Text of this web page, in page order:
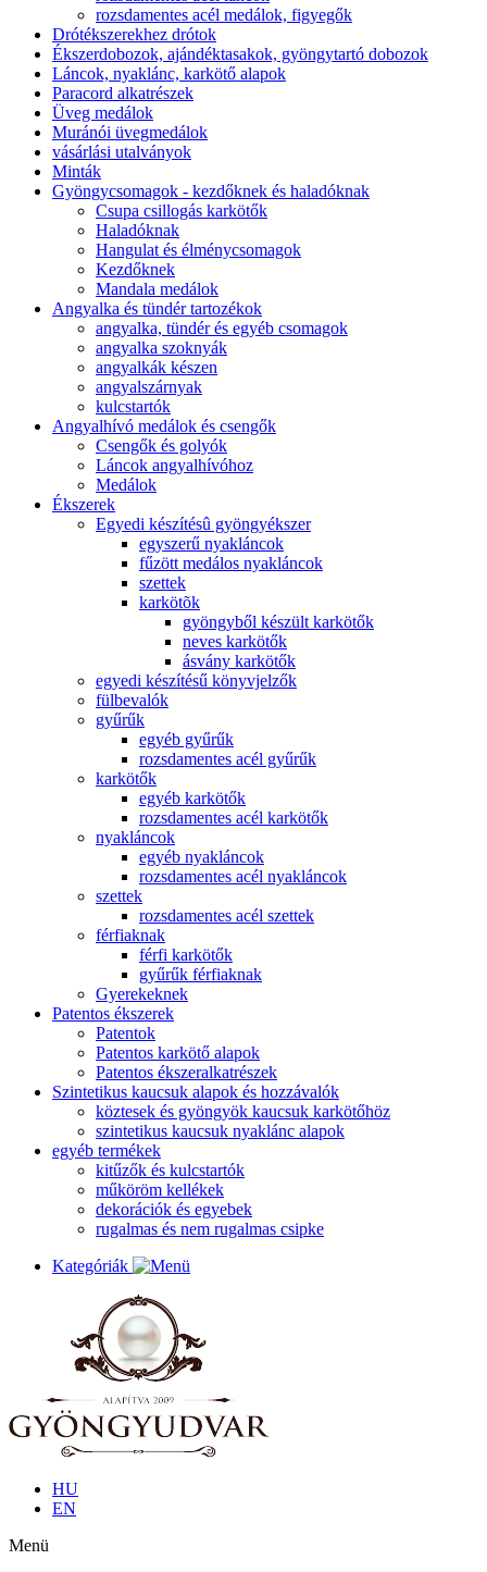
rozsdamentes acél medálok, figyegők
Drótékszerekhez drótok
Ékszerdobozok, ajándéktasakok, gyöngytartó dobozok
Láncok, nyaklánc, karkötő alapok
Paracord alkatrészek
Üveg medálok
Muránói üvegmedálok
vásárlási utalványok
Minták
Gyöngycsomagok - kezdőknek és haladóknak
Csupa csillogás karkötők
Haladóknak
Hangulat és élménycsomagok
Kezdőknek
Mandala medálok
Angyalka és tündér tartozékok
angyalka, tündér és egyéb csomagok
angyalka szoknyák
angyalkák készen
angyalszárnyak
kulcstartók
Angyalhívó medálok és csengők
Csengők és golyók
Láncok angyalhívóhoz
Medálok
Ékszerek
Egyedi készítésû gyöngyékszer
egyszerű nyakláncok
fűzött medálos nyakláncok
szettek
karkötõk
gyöngyből készült karkötők
neves karkötők
ásvány karkötők
egyedi készítésű könyvjelzők
fülbevalók
gyűrűk
egyéb gyűrűk
rozsdamentes acél gyűrűk
karkötők
egyéb karkötők
rozsdamentes acél karkötők
nyakláncok
egyéb nyakláncok
rozsdamentes acél nyakláncok
szettek
rozsdamentes acél szettek
férfiaknak
férfi karkötők
gyűrűk férfiaknak
Gyerekeknek
Patentos ékszerek
Patentok
Patentos karkötő alapok
Patentos ékszeralkatrészek
Szintetikus kaucsuk alapok és hozzávalók
köztesek és gyöngyök kaucsuk karkötőhöz
szintetikus kaucsuk nyaklánc alapok
egyéb termékek
kitűzők és kulcstartók
műköröm kellékek
dekorációk és egyebek
rugalmas és nem rugalmas csipke
Kategóriák
HU
EN
Menü